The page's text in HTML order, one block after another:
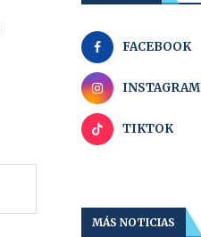
FACEBOOK
INSTAGRAM
TIKTOK
MÁS NOTICIAS